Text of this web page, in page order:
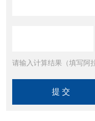
请输入计算结果（填写阿